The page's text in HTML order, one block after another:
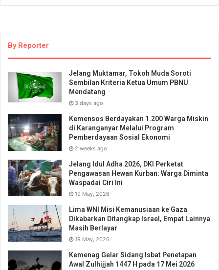
By Reporter
Jelang Muktamar, Tokoh Muda Soroti
Sembilan Kriteria Ketua Umum PBNU
Mendatang
3 days ago
Kemensos Berdayakan 1.200 Warga Miskin
di Karanganyar Melalui Program
Pemberdayaan Sosial Ekonomi
2 weeks ago
Jelang Idul Adha 2026, DKI Perketat
Pengawasan Hewan Kurban: Warga Diminta
Waspadai Ciri Ini
19 May, 2026
Lima WNI Misi Kemanusiaan ke Gaza
Dikabarkan Ditangkap Israel, Empat Lainnya
Masih Berlayar
19 May, 2026
Kemenag Gelar Sidang Isbat Penetapan
Awal Zulhijjah 1447 H pada 17 Mei 2026